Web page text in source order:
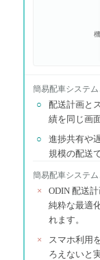
簡易配車システム
○
配送計画と
績を同じ画
○
進捗共有や
規模の配送
簡易配車システム
×
ODIN 配送
純粋な最適
れます。
×
スマホ利用
ろえないと